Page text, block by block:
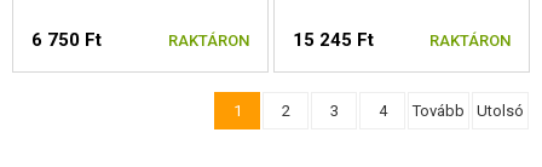
6 750 Ft RAKTÁRON
VÁLASSZON MÉRETET
15 245 Ft RAKTÁRON
1 2 3 4 Tovább Utolsó